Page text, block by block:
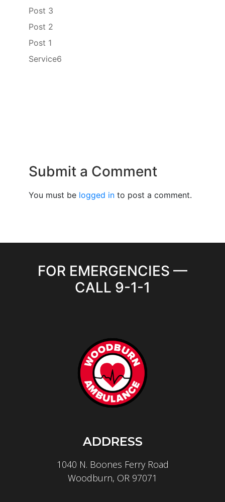
Post 3
Post 2
Post 1
Service6
Submit a Comment
You must be logged into post a comment.
FOR EMERGENCIES —
CALL 9-1-1
ADDRESS
1040 N. Boones Ferry Road
Woodburn, OR 97071